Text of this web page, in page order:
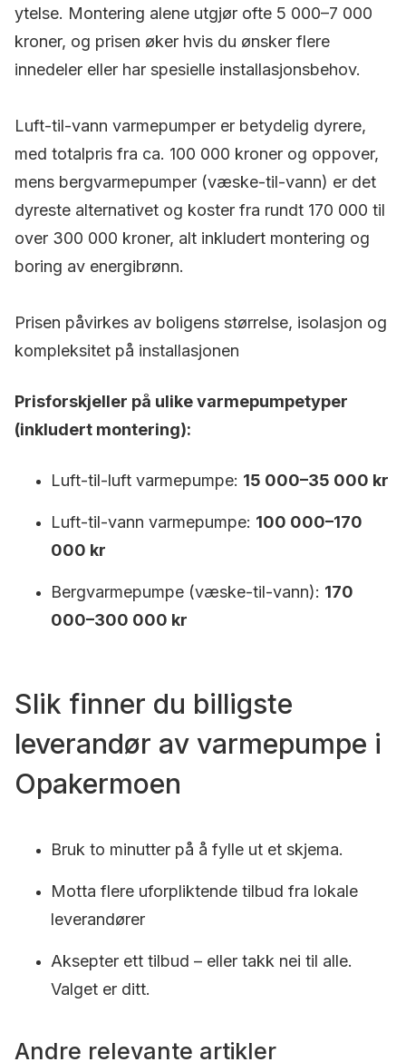
ytelse. Montering alene utgjør ofte 5 000–7 000
kroner, og prisen øker hvis du ønsker flere
innedeler eller har spesielle installasjonsbehov.
Luft-til-vann varmepumper er betydelig dyrere,
med totalpris fra ca. 100 000 kroner og oppover,
mens bergvarmepumper (væske-til-vann) er det
dyreste alternativet og koster fra rundt 170 000 til
over 300 000 kroner, alt inkludert montering og
boring av energibrønn.
Prisen påvirkes av boligens størrelse, isolasjon og
kompleksitet på installasjonen
Prisforskjeller på ulike varmepumpetyper
(inkludert montering):
Luft-til-luft varmepumpe: 15 000–35 000 kr
Luft-til-vann varmepumpe: 100 000–170
000 kr
Bergvarmepumpe (væske-til-vann): 170
000–300 000 kr
Slik finner du billigste
leverandør av varmepumpe i
Opakermoen
Bruk to minutter på å fylle ut et skjema.
Motta flere uforpliktende tilbud fra lokale
leverandører
Aksepter ett tilbud – eller takk nei til alle.
Valget er ditt.
Andre relevante artikler